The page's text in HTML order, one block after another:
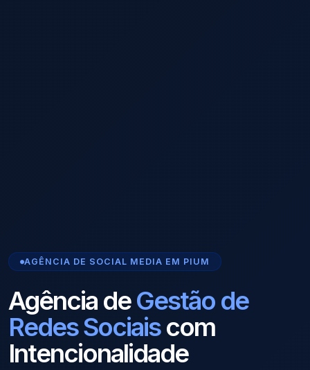
AGÊNCIA DE SOCIAL MEDIA EM PIUM
Agência deGestão de
Redes Sociaiscom
Intencionalidade